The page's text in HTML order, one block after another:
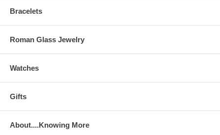
Bracelets
Roman Glass Jewelry
Watches
Gifts
About....Knowing More